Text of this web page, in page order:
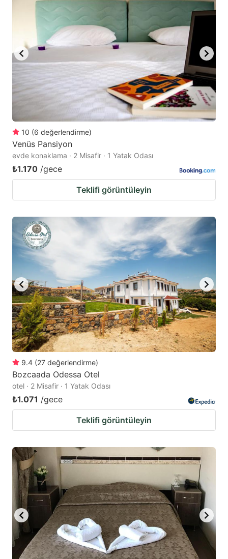
10 (6 değerlendirme)
Venüs Pansiyon
evde konaklama · 2 Misafir · 1 Yatak Odası
₺1.170 /gece
Teklifi görüntüleyin
9.4 (27 değerlendirme)
Bozcaada Odessa Otel
otel · 2 Misafir · 1 Yatak Odası
₺1.071 /gece
Teklifi görüntüleyin